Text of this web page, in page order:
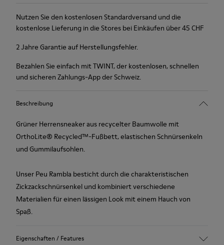
Nutzen Sie den kostenlosen Standardversand und die
kostenlose Lieferung in die Stores bei Einkäufen über 45 CHF
2 Jahre Garantie auf Herstellungsfehler.
Bezahlen Sie einfach mit TWINT, der kostenlosen, schnellen
und sicheren Zahlungs-App der Schweiz.
Beschreibung
Grüner Herrensneaker aus recycelter Baumwolle mit
OrthoLite® Recycled™-Fußbett, elastischen Schnürsenkeln
und Gummilaufsohlen.
Unser Peu Rambla besticht durch die charakteristischen
Zickzackschnürsenkel und kombiniert verschiedene
Materialien für einen lässigen Look mit einem Hauch von
Spaß.
Eigenschaften / Features